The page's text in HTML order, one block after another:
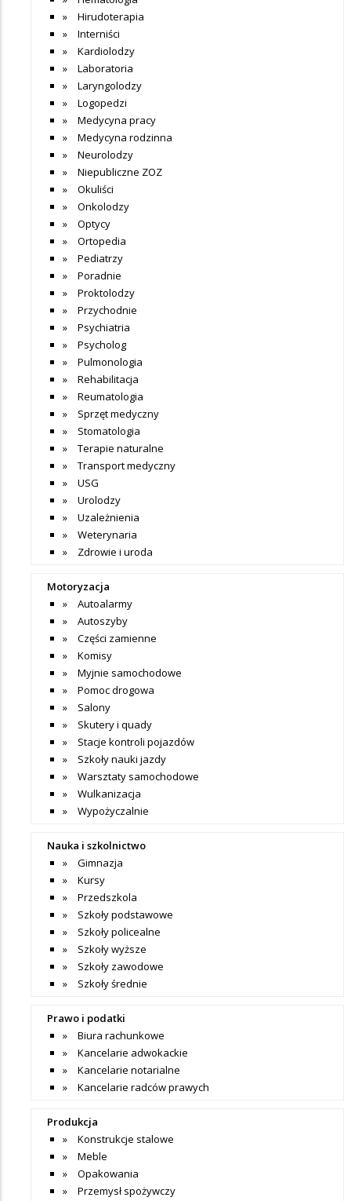
Hirudoterapia
Interniści
Kardiolodzy
Laboratoria
Laryngolodzy
Logopedzi
Medycyna pracy
Medycyna rodzinna
Neurolodzy
Niepubliczne ZOZ
Okuliści
Onkolodzy
Optycy
Ortopedia
Pediatrzy
Poradnie
Proktolodzy
Przychodnie
Psychiatria
Psycholog
Pulmonologia
Rehabilitacja
Reumatologia
Sprzęt medyczny
Stomatologia
Terapie naturalne
Transport medyczny
USG
Urolodzy
Uzależnienia
Weterynaria
Zdrowie i uroda
Motoryzacja
Autoalarmy
Autoszyby
Części zamienne
Komisy
Myjnie samochodowe
Pomoc drogowa
Salony
Skutery i quady
Stacje kontroli pojazdów
Szkoły nauki jazdy
Warsztaty samochodowe
Wulkanizacja
Wypożyczalnie
Nauka i szkolnictwo
Gimnazja
Kursy
Przedszkola
Szkoły podstawowe
Szkoły policealne
Szkoły wyższe
Szkoły zawodowe
Szkoły średnie
Prawo i podatki
Biura rachunkowe
Kancelarie adwokackie
Kancelarie notarialne
Kancelarie radców prawych
Produkcja
Konstrukcje stalowe
Meble
Opakowania
Przemysł spożywczy